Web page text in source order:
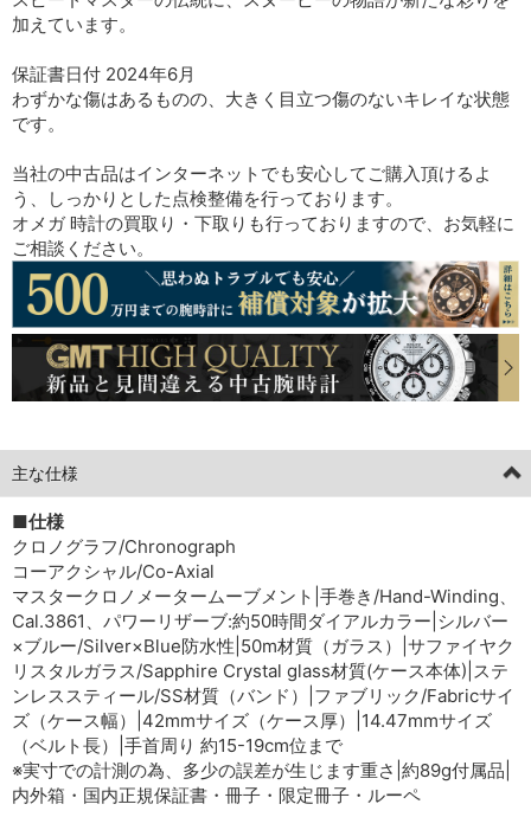
加えています。
保証書日付 2024年6月
わずかな傷はあるものの、大きく目立つ傷のないキレイな状態
です。
当社の中古品はインターネットでも安心してご購入頂けるよ
う、しっかりとした点検整備を行っております。
オメガ 時計の買取り・下取りも行っておりますので、お気軽に
ご相談ください。
主な仕様
■仕様
クロノグラフ/Chronograph
コーアクシャル/Co-Axial
マスタークロノメータームーブメント|手巻き/Hand-Winding、
Cal.3861、パワーリザーブ:約50時間ダイアルカラー|シルバー
×ブルー/Silver×Blue防水性|50m材質（ガラス）|サファイヤク
リスタルガラス/Sapphire Crystal glass材質(ケース本体)|ステ
ンレススティール/SS材質（バンド）|ファブリック/Fabricサイ
ズ（ケース幅）|42mmサイズ（ケース厚）|14.47mmサイズ
（ベルト長）|手首周り 約15-19cm位まで
※実寸での計測の為、多少の誤差が生じます重さ|約89g付属品|
内外箱・国内正規保証書・冊子・限定冊子・ルーペ